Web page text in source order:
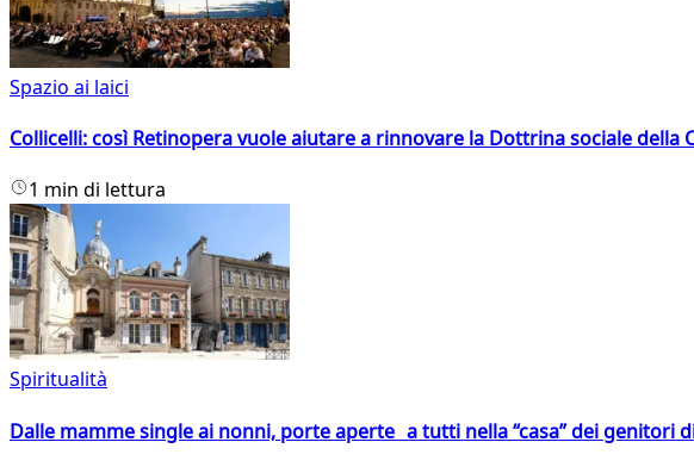
Spazio ai laici
Collicelli: così Retinopera vuole aiutare a rinnovare la Dottrina sociale della
1 min di lettura
Spiritualità
Dalle mamme single ai nonni, porte aperte a tutti nella “casa” dei genitori